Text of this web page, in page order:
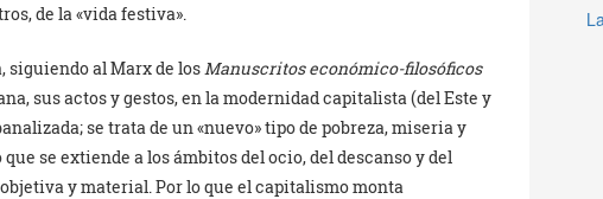
de la «vida festiva».
siguiendo al Marx de los Manuscritos económico-filosóficos
sus actos y gestos, en la modernidad capitalista (del Este y
se trata de un «nuevo» tipo de pobreza, miseria y
se extiende a los ámbitos del ocio, del descanso y del
y material. Por lo que el capitalismo monta